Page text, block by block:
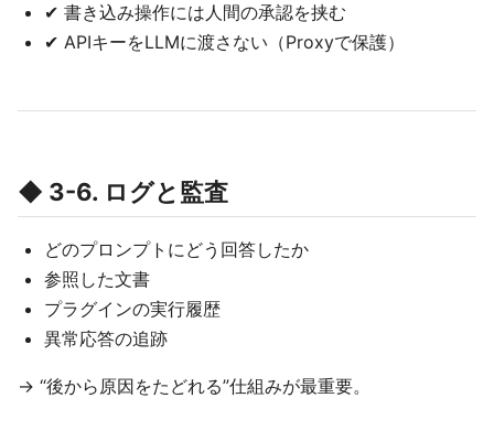
✔ 書き込み操作には人間の承認を挟む
✔ APIキーをLLMに渡さない（Proxyで保護）
◆ 3-6. ログと監査
どのプロンプトにどう回答したか
参照した文書
プラグインの実行履歴
異常応答の追跡
→ “後から原因をたどれる”仕組みが最重要。